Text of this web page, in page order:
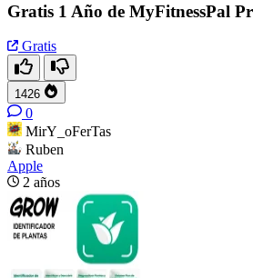
Gratis 1 Año de MyFitnessPal
Gratis
1426
0
MirY_oFerTas
Ruben
Apple
2 años